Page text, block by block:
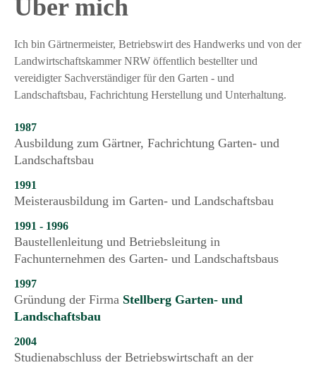
Über mich
Ich bin Gärtnermeister, Betriebswirt des Handwerks und von der
Landwirtschaftskammer NRW öffentlich bestellter und
vereidigter Sachverständiger für den Garten - und
Landschaftsbau, Fachrichtung Herstellung und Unterhaltung.
1987
Ausbildung zum Gärtner, Fachrichtung Garten- und
Landschaftsbau
1991
Meisterausbildung im Garten- und Landschaftsbau
1991 - 1996
Baustellenleitung und Betriebsleitung in
Fachunternehmen des Garten- und Landschaftsbaus
1997
Gründung der Firma Stellberg Garten- und
Landschaftsbau
2004
Studienabschluss der Betriebswirtschaft an der